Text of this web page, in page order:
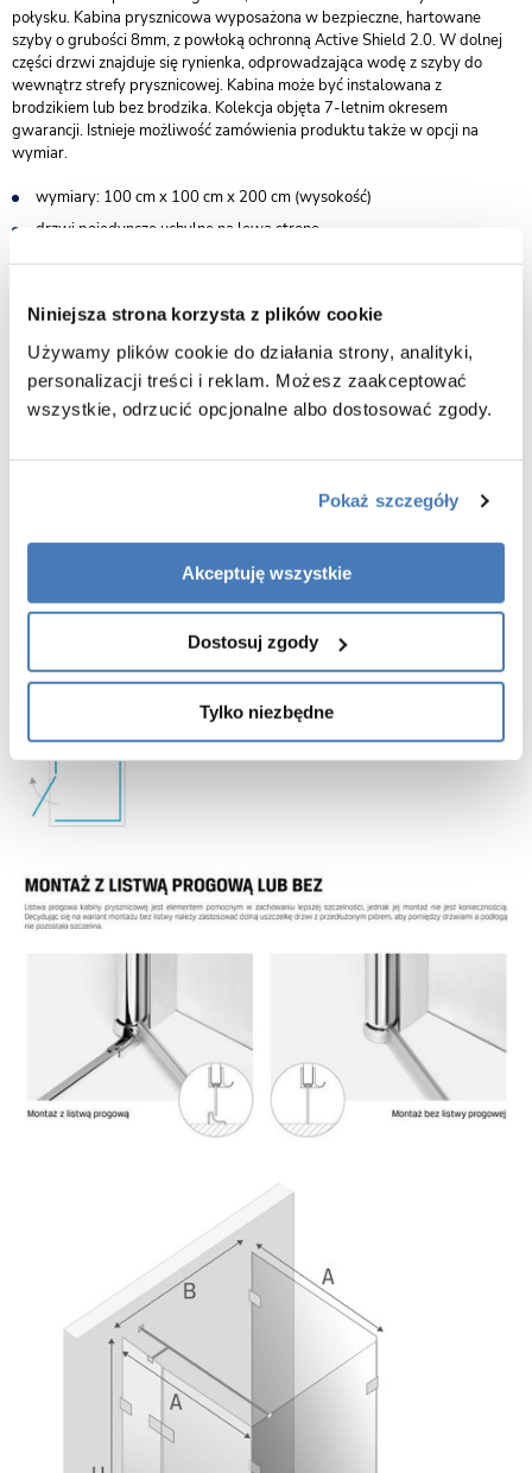
Niniejsza strona korzysta z plików cookie
Używamy plików cookie do działania strony, analityki,
personalizacji treści i reklam. Możesz zaakceptować
wszystkie, odrzucić opcjonalne albo dostosować zgody.
Pokaż szczegóły
Akceptuję wszystkie
Dostosuj zgody
Tylko niezbędne
połysku. Kabina prysznicowa wyposażona w bezpieczne, hartowane
szyby o grubości 8mm, z powłoką ochronną Active Shield 2.0. W dolnej
części drzwi znajduje się rynienka, odprowadzająca wodę z szyby do
wewnątrz strefy prysznicowej. Kabina może być instalowana z
brodzikiem lub bez brodzika. Kolekcja objęta 7-letnim okresem
gwarancji. Istnieje możliwość zamówienia produktu także w opcji na
wymiar.
wymiary: 100 cm x 100 cm x 200 cm (wysokość)
drzwi pojedyncze uchylne na lewą stronę
bezpieczne szkło hartowane przeźroczyste o grubości 8 mm
stylowe zawiasy z funkcją unoszenia drzwi, zlicowane z taflą szkła
estetyczna rynienka w dolnej części drzwi zapobiegająca ściekaniu
wody na podłogę
wysokiej jakości aluminiowe profile
zestawie